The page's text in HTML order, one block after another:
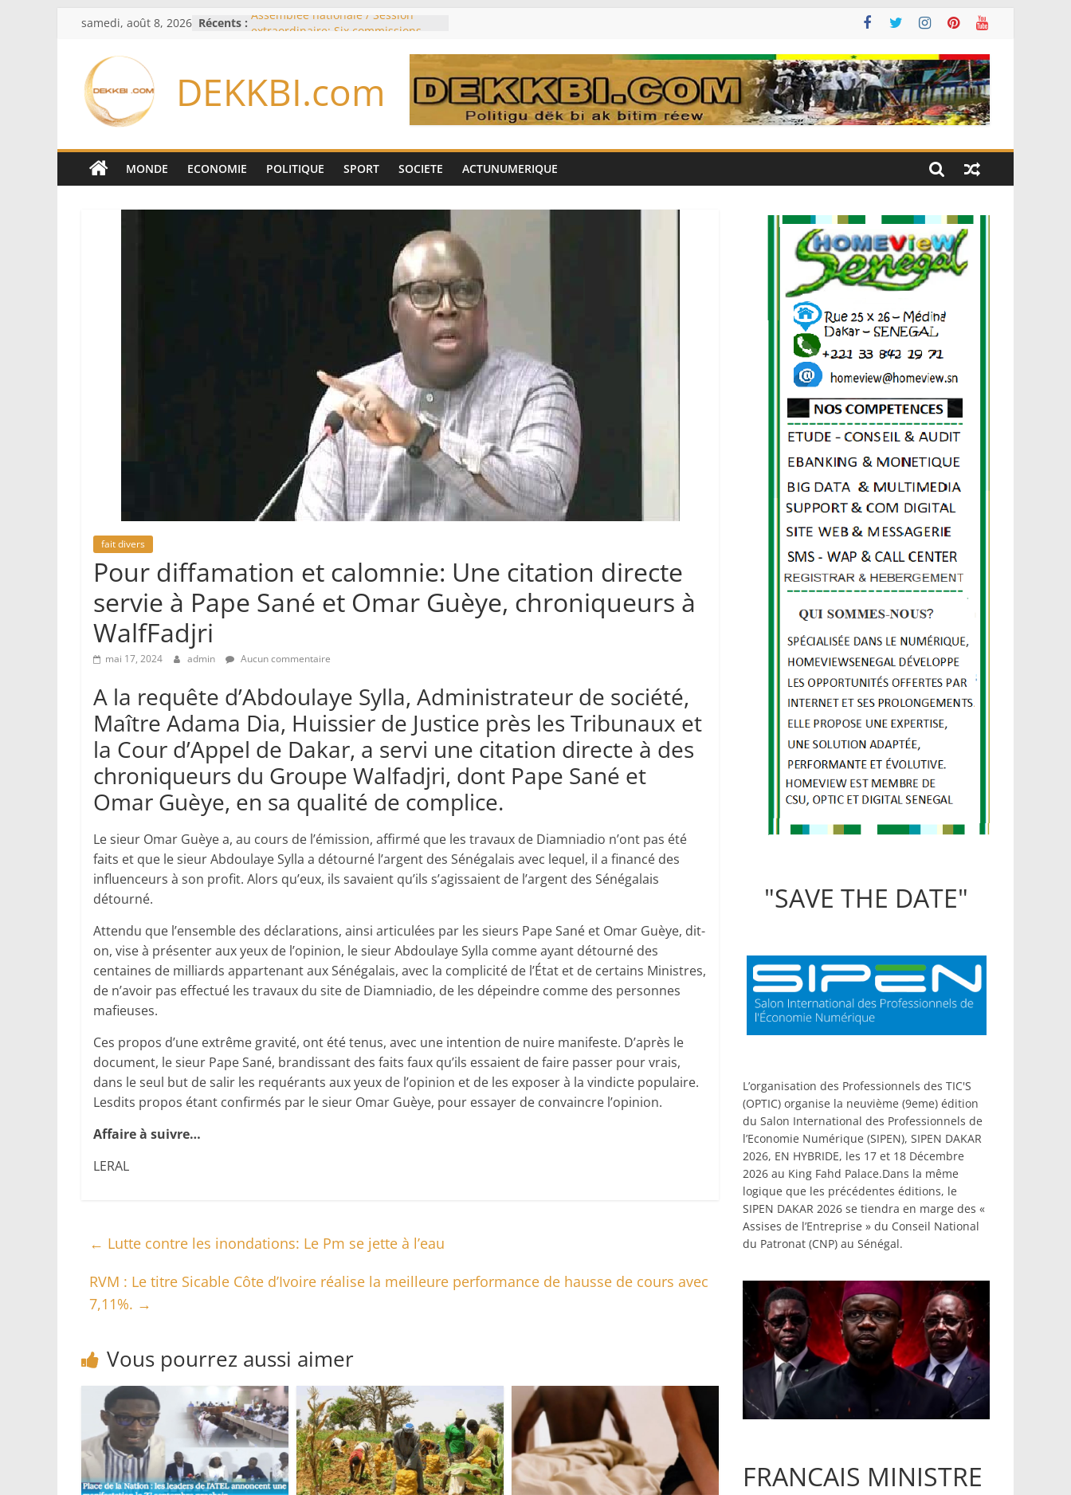
Passer
contenu
samedi, août 8, 2026 Récents : Assemblée nationale / Session
d’enquête à l’ordre du jour ce lundi
de la Espriella
Bénin: Patrice Talon élu président
Moyen-Orient: l’Arabie saoudite, le
Pakistan et la Turquie signent un
accord de défense
exportations de cuivre et de cobalt
DEKKBI.com
MONDE ECONOMIE POLITIQUE SPORT SOCIETE ACTUNUMERIQUE
fait divers
Pour diffamation et calomnie: Une citation directe
servie à Pape Sané et Omar Guèye, chroniqueurs à
WalfFadjri
mai 17, 2024 admin Aucun commentaire
A la requête d’Abdoulaye Sylla, Administrateur de société,
Maître Adama Dia, Huissier de Justice près les Tribunaux et
la Cour d’Appel de Dakar, a servi une citation directe à des
chroniqueurs du Groupe Walfadjri, dont Pape Sané et
Omar Guèye, en sa qualité de complice.
Le sieur Omar Guèye a, au cours de l’émission, affirmé que les travaux de Diamniadio n’ont pas été
faits et que le sieur Abdoulaye Sylla a détourné l’argent des Sénégalais avec lequel, il a financé des
influenceurs à son profit. Alors qu’eux, ils savaient qu’ils s’agissaient de l’argent des Sénégalais
détourné.
Attendu que l’ensemble des déclarations, ainsi articulées par les sieurs Pape Sané et Omar Guèye, dit-
on, vise à présenter aux yeux de l’opinion, le sieur Abdoulaye Sylla comme ayant détourné des
centaines de milliards appartenant aux Sénégalais, avec la complicité de l’État et de certains Ministres,
de n’avoir pas effectué les travaux du site de Diamniadio, de les dépeindre comme des personnes
mafieuses.
Ces propos d’une extrême gravité, ont été tenus, avec une intention de nuire manifeste. D’après le
document, le sieur Pape Sané, brandissant des faits faux qu’ils essaient de faire passer pour vrais,
dans le seul but de salir les requérants aux yeux de l’opinion et de les exposer à la vindicte populaire.
Lesdits propos étant confirmés par le sieur Omar Guèye, pour essayer de convaincre l’opinion.
Affaire à suivre…
LERAL
← Lutte contre les inondations: Le Pm se jette à l’eau
RVM : Le titre Sicable Côte d’Ivoire réalise la meilleure performance de hausse de cours avec
7,11%. →
Vous pourrez aussi aimer
"SAVE THE DATE"
L’organisation des Professionnels des TIC'S
(OPTIC) organise la neuvième (9eme) édition
du Salon International des Professionnels de
l’Economie Numérique (SIPEN), SIPEN DAKAR
2026, EN HYBRIDE, les 17 et 18 Décembre
2026 au King Fahd Palace.Dans la même
logique que les précédentes éditions, le
SIPEN DAKAR 2026 se tiendra en marge des «
Assises de l’Entreprise » du Conseil National
du Patronat (CNP) au Sénégal.
FRANCAIS MINISTRE